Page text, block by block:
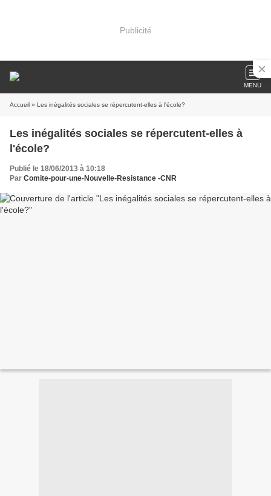
Publicité
MENU
Accueil » Les inégalités sociales se répercutent-elles à l'école?
Les inégalités sociales se répercutent-elles à
l'école?
Publié le 18/06/2013 à 10:18
Par Comite-pour-une-Nouvelle-Resistance -CNR